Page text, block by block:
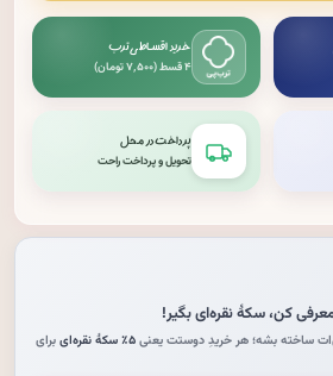
خرید اقساطی ترب
۴ قسط (۷٬۵۰۰ تومان)
پرداخت در محل
تحویل و پرداخت راحت
کن،سکهٔ نقره‌ایبگیر!
ساخته بشه؛ هر خریدِ دوستت یعنی۵٪ سکهٔ نقره‌ای
برای